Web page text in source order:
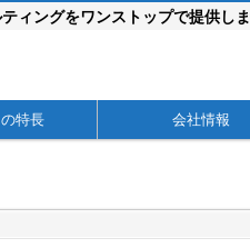
ィングをワンストップで提供し
特長 会社情報